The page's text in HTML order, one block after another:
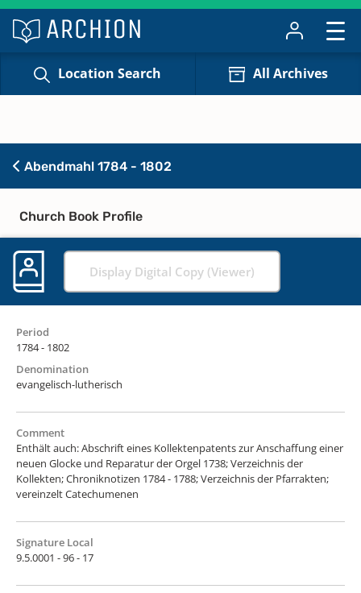
Location Search All Archives
Abendmahl 1784 - 1802
Church Book Profile
Display Digital Copy (Viewer)
Period
1784 - 1802
Denomination
evangelisch-lutherisch
Comment
Enthält auch: Abschrift eines Kollektenpatents zur Anschaffung einer
neuen Glocke und Reparatur der Orgel 1738; Verzeichnis der
Kollekten; Chroniknotizen 1784 - 1788; Verzeichnis der Pfarrakten;
vereinzelt Catechumenen
Signature Local
9.5.0001 - 96 - 17